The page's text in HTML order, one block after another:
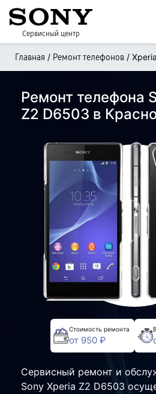
Сервисный центр
Главная / Ремонт телефонов /
Ремонт телефона
Z2 D6503 в
Стоимость ремонта
от 950 ₽
Сервисный ремонт и
Sony Xperia Z2 D6503